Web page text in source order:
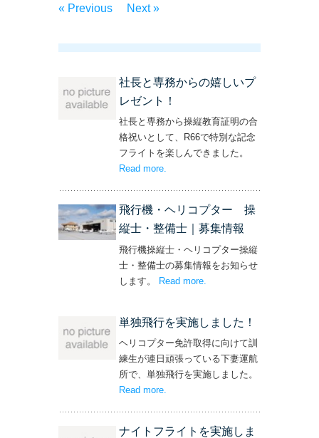
« Previous Next »
社長と専務からの嬉しいプ
レゼント！
社長と専務から操縦教育証明の合
格祝いとして、R66で特別な記念
フライトを楽しんできました。
Read more– ‘社長と専務からの嬉しいプレゼン
.
飛行機・ヘリコプター 操
縦士・整備士｜募集情報
飛行機操縦士・ヘリコプター操縦
士・整備士の募集情報をお知らせ
します。
Read more
単独飛行を実施しました！
ヘリコプター免許取得に向けて訓
練生が連日頑張っている下妻運航
所で、単独飛行を実施しました。
Read more– ‘単独飛行を実施しました！’
.
ナイトフライトを実施しま